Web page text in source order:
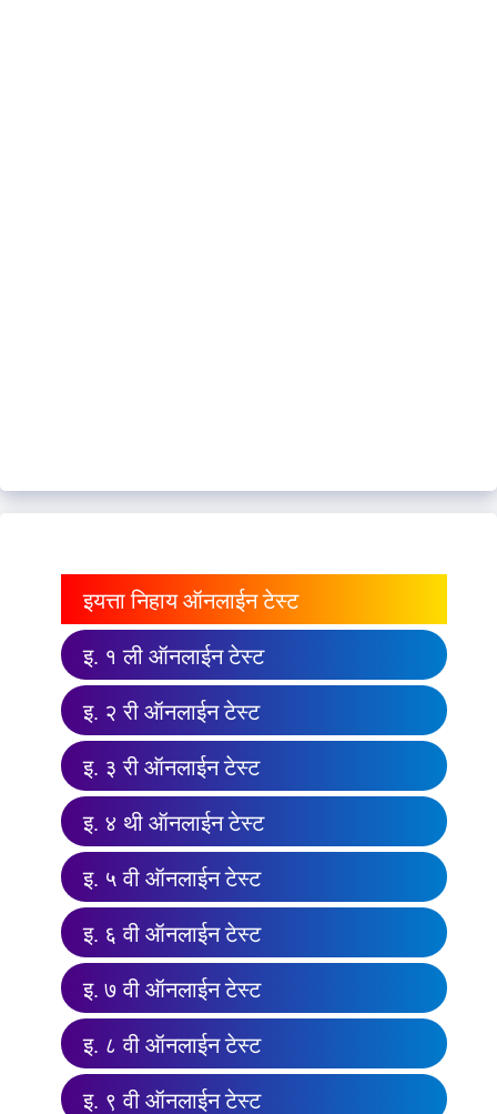
इयत्ता निहाय ऑनलाईन टेस्ट
इ. १ ली ऑनलाईन टेस्ट
इ. २ री ऑनलाईन टेस्ट
इ. ३ री ऑनलाईन टेस्ट
इ. ४ थी ऑनलाईन टेस्ट
इ. ५ वी ऑनलाईन टेस्ट
इ. ६ वी ऑनलाईन टेस्ट
इ. ७ वी ऑनलाईन टेस्ट
इ. ८ वी ऑनलाईन टेस्ट
इ. ९ वी ऑनलाईन टेस्ट